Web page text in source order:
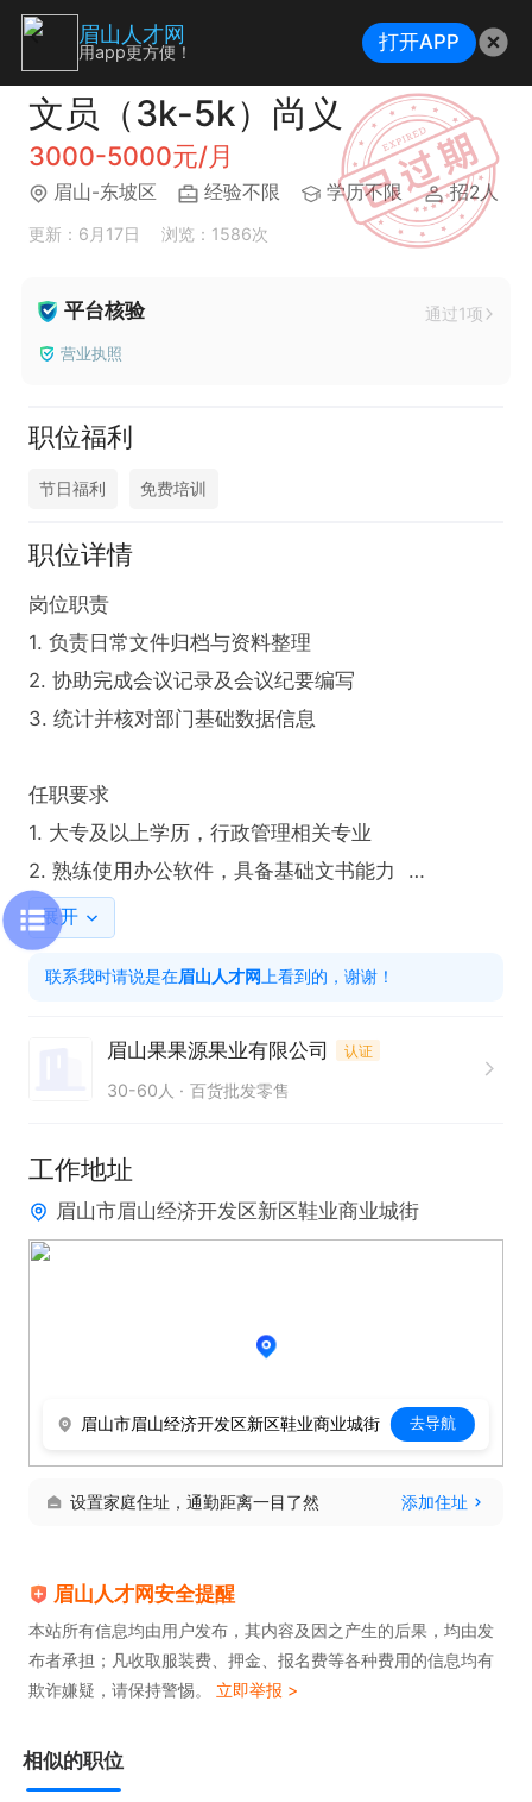
文员（3k-5k）尚义
3000-5000元/月
眉山-东坡区 经验不限 学历不限 招2人
更新：6月17日 浏览：1586次
平台核验 通过1项
营业执照
职位福利
节日福利 免费培训
职位详情
岗位职责
1. 负责日常文件归档与资料整理
2. 协助完成会议记录及会议纪要编写
3. 统计并核对部门基础数据信息
任职要求
1. 大专及以上学历，行政管理相关专业
2. 熟练使用办公软件，具备基础文书能力
3. 具备良好沟通协调能力，有文职经验者优先
薪资福利：3000-5000/月
展开
联系我时请说是在眉山人才网 上看到的，谢谢！
眉山果果源果业有限公司 认证
30-60人 百货批发零售
工作地址
眉山市眉山经济开发区新区鞋业商业城街
眉山市眉山经济开发区新区鞋业商业城街 去导航
设置家庭住址，通勤距离一目了然 添加住址
眉山人才网安全提醒
本站所有信息均由用户发布，其内容及因之产生的后果，均由发
布者承担；凡收取服装费、押金、报名费等各种费用的信息均有
欺诈嫌疑，请保持警惕。 立即举报 >
相似的职位
眉山人才网
用app更方便！ 打开APP